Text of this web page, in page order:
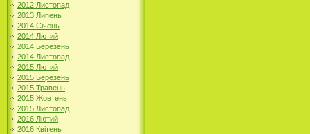
2012 Листопад
2013 Липень
2014 Січень
2014 Лютий
2014 Березень
2014 Листопад
2015 Лютий
2015 Березень
2015 Травень
2015 Жовтень
2015 Листопад
2016 Лютий
2016 Квітень